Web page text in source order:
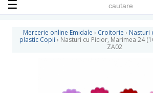
Mercerie online Emidale › Croitorie › Nasturi
plastic Copii › Nasturi cu Picior, Marimea 24
ZA02